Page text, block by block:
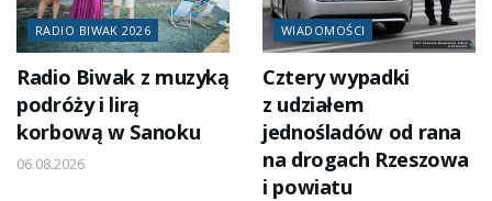
RADIO BIWAK 2026
Radio Biwak z muzyką
podróży i lirą
korbową w Sanoku
06.08.2026
WIADOMOŚCI
Cztery wypadki
z udziałem
jednośladów od rana
na drogach Rzeszowa
i powiatu